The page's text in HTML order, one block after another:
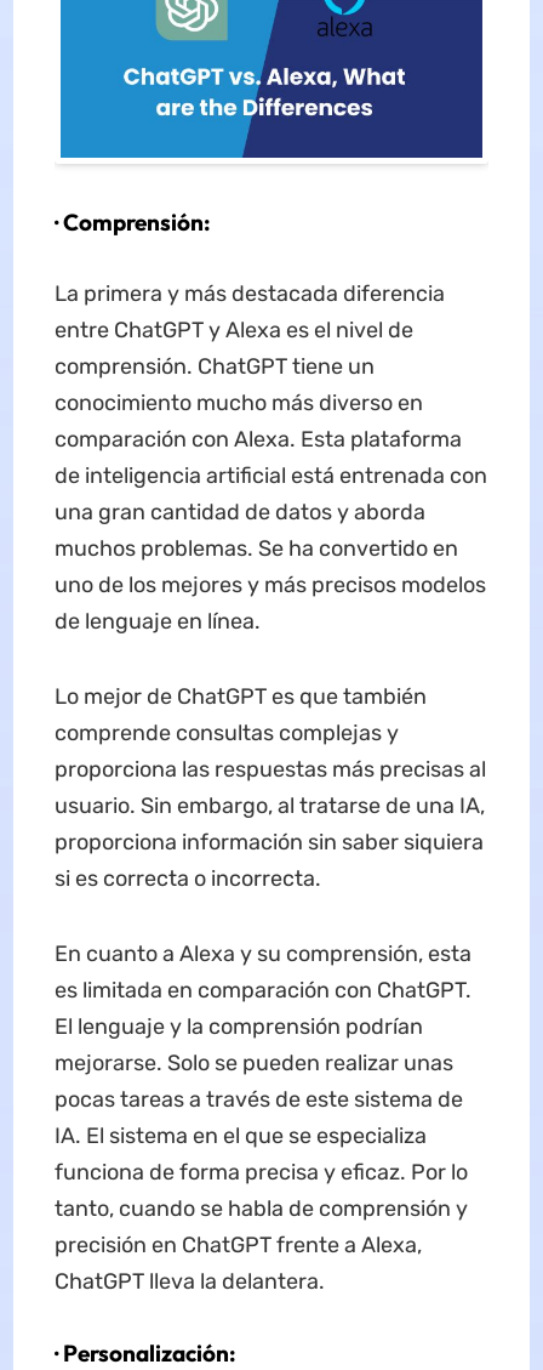
· Comprensión:
La primera y más destacada diferencia
entre ChatGPT y Alexa es el nivel de
comprensión. ChatGPT tiene un
conocimiento mucho más diverso en
comparación con Alexa. Esta plataforma
de inteligencia artificial está entrenada con
una gran cantidad de datos y aborda
muchos problemas. Se ha convertido en
uno de los mejores y más precisos modelos
de lenguaje en línea.
Lo mejor de ChatGPT es que también
comprende consultas complejas y
proporciona las respuestas más precisas al
usuario. Sin embargo, al tratarse de una IA,
proporciona información sin saber siquiera
si es correcta o incorrecta.
En cuanto a Alexa y su comprensión, esta
es limitada en comparación con ChatGPT.
El lenguaje y la comprensión podrían
mejorarse. Solo se pueden realizar unas
pocas tareas a través de este sistema de
IA. El sistema en el que se especializa
funciona de forma precisa y eficaz. Por lo
tanto, cuando se habla de comprensión y
precisión en ChatGPT frente a Alexa,
ChatGPT lleva la delantera.
· Personalización: